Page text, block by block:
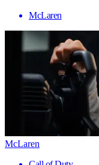
McLaren
McLaren